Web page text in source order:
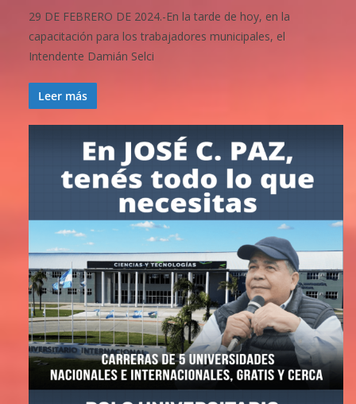
29 DE FEBRERO DE 2024.-En la tarde de hoy, en la
capacitación para los trabajadores municipales, el
Intendente Damián Selci
Leer más